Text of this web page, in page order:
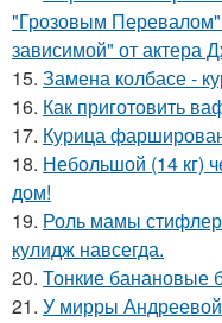
"Грозовым Перевалом"
зависимой" от актера
15. Замена колбасе -
16. Как приготовить
17. Курица
18. Небольшой (14 кг)
дом!
19. Роль мамы
кулидж навсегда.
20. Тонкие банановые
21. У мирры